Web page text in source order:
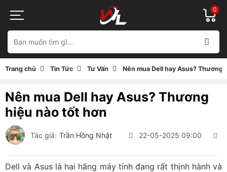
0
Trang chủ Tin Tức Tư Vấn Nên mua Dell hay Asus? Thương
Nên mua Dell hay Asus? Thương
hiệu nào tốt hơn
Tác giả: Trần Hồng Nhật 22-05-2025 09:00
Dell và Asus là hai hãng máy tính đang rất thịnh hành và